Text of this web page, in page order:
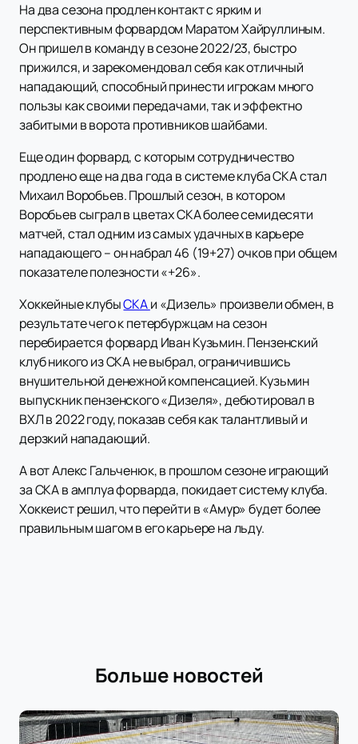
На два сезона продлен контакт с ярким и
перспективным форвардом Маратом Хайруллиным.
Он пришел в команду в сезоне 2022/23, быстро
прижился, и зарекомендовал себя как отличный
нападающий, способный принести игрокам много
пользы как своими передачами, так и эффектно
забитыми в ворота противников шайбами.
Еще один форвард, с которым сотрудничество
продлено еще на два года в системе клуба СКА стал
Михаил Воробьев. Прошлый сезон, в котором
Воробьев сыграл в цветах СКА более семидесяти
матчей, стал одним из самых удачных в карьере
нападающего – он набрал 46 (19+27) очков при общем
показателе полезности «+26».
Хоккейные клубыСКАи «Дизель» произвели обмен, в
результате чего к петербуржцам на сезон
перебирается форвард Иван Кузьмин. Пензенский
клуб никого из СКА не выбрал, ограничившись
внушительной денежной компенсацией. Кузьмин
выпускник пензенского «Дизеля», дебютировал в
ВХЛ в 2022 году, показав себя как талантливый и
дерзкий нападающий.
А вот Алекс Гальченюк, в прошлом сезоне играющий
за СКА в амплуа форварда, покидает систему клуба.
Хоккеист решил, что перейти в «Амур» будет более
правильным шагом в его карьере на льду.
Больше новостей